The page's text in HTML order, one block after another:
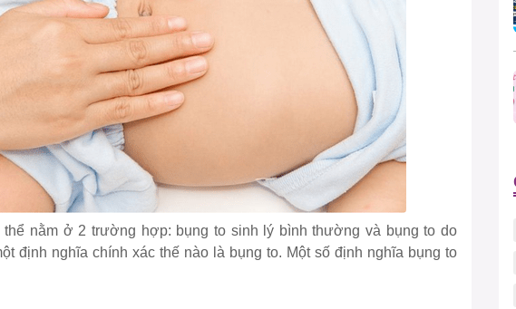
thể nằm ở 2 trường hợp: bụng to sinh lý bình thường và bụng to do
định nghĩa chính xác thế nào là bụng to. Một số định nghĩa bụng to